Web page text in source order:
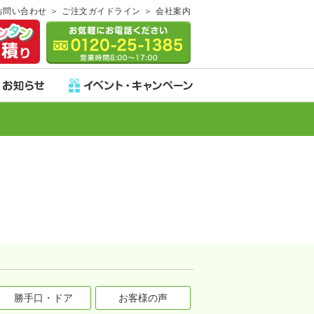
問い合わせ ご注文ガイドライン 会社案内
勝手口・ドア お客様の声